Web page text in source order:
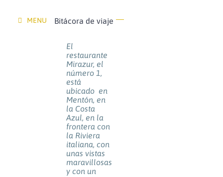
MENU Bitácora de viaje
El
restaurante
Mirazur, el
número 1,
está
ubicado en
Mentón, en
la Costa
Azul, en la
frontera con
la Riviera
italiana, con
unas vistas
maravillosas
y con un